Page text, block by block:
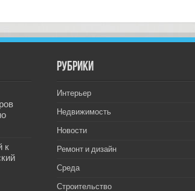
к
РУбрики
Интерьер
Недвижимость
Новости
Ремонт и дизайн
Среда
Строительство